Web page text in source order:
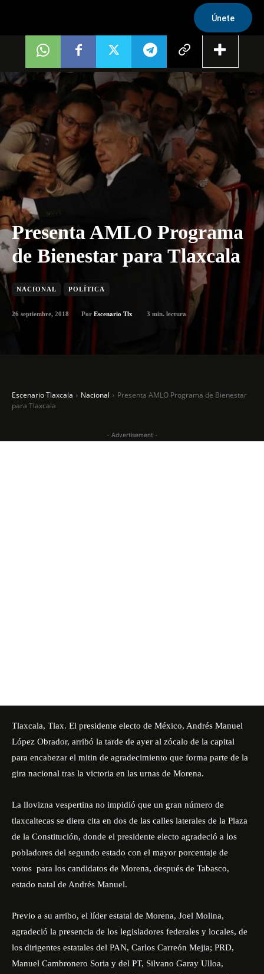
Únete
Presenta AMLO Programa
de Bienestar para Tlaxcala
NACIONAL POLÍTICA
26 septiembre, 2018 Por Escenario Tlx 3 min. lectura
Escenario Tlaxcala Nacional
Presenta AMLO Programa de Bienestar
para Tlaxcala
- Advertisement -
Tlaxcala, Tlax. El presidente electo de México, Andrés Manuel
López Obrador, arribó la tarde de ayer al zócalo de la capital
para encabezar el mitin de agradecimiento que forma parte de la
gira nacional tras la victoria en las urnas de Morena.
La llovizna vespertina no impidió que un gran número de
tlaxcaltecas se diera cita en dos de las calles laterales de la Plaza
de la Constitución, donde el presidente electo agradeció a los
pobladores del segundo estado con el mayor porcentaje de
votos para los candidatos de Morena, después de Tabasco,
estado natal de Andrés Manuel.
Previo a su arribo, el líder estatal de Morena, Joel Molina,
agradeció la presencia de los legisladores federales y locales, de
los dirigentes estatales del PAN, Carlos Carreón Mejia; PRD,
Manuel Cambronero Soria y del PT, Silvano Garay Ulloa,